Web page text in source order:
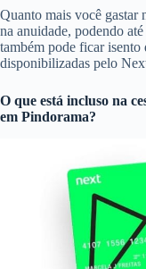
Quanto mais você gastar
na anuidade, podendo
também pode ficar isento
disponibilizadas pelo
O que está incluso na
em Pindorama?